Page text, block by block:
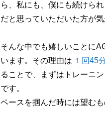
ら、私にも、僕にも続けら
だと思っていただいた方が気
そんな中でも嬉しいことに
います。その理由は １回45
ることで、まずはトレーニ
です。
ペースを掴んだ時には望む